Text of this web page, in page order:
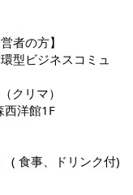
者の方】
型ビジネスコミュ
リマ）
洋館1F
事、ドリンク付)